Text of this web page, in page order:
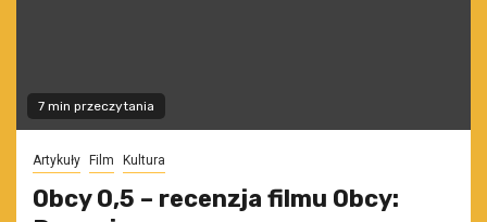
7 min przeczytania
Artykuły Film Kultura
Obcy 0,5 – recenzja filmu Obcy: